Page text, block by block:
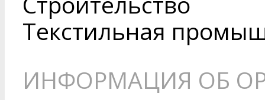
Текстильная
ИНФОРМАЦИЯ ОБ